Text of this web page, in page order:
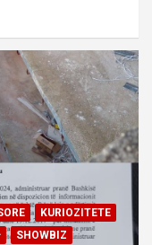
KURIOZITETE
SHOWBIZ